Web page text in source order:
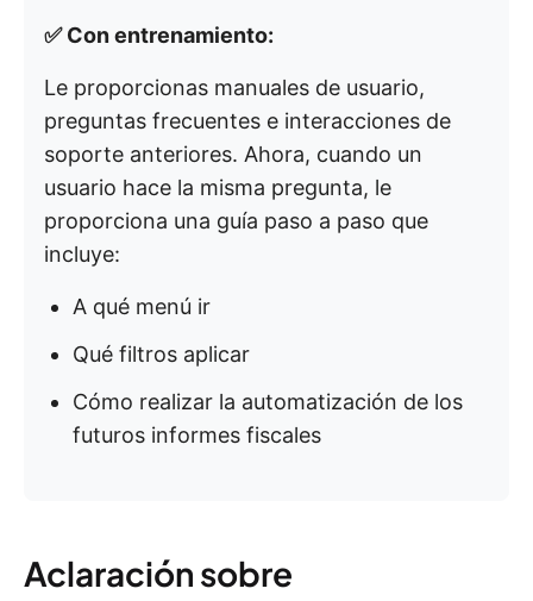
✅ Con entrenamiento:
Le proporcionas manuales de usuario,
preguntas frecuentes e interacciones de
soporte anteriores. Ahora, cuando un
usuario hace la misma pregunta, le
proporciona una guía paso a paso que
incluye:
A qué menú ir
Qué filtros aplicar
Cómo realizar la automatización de los
futuros informes fiscales
Aclaración sobre